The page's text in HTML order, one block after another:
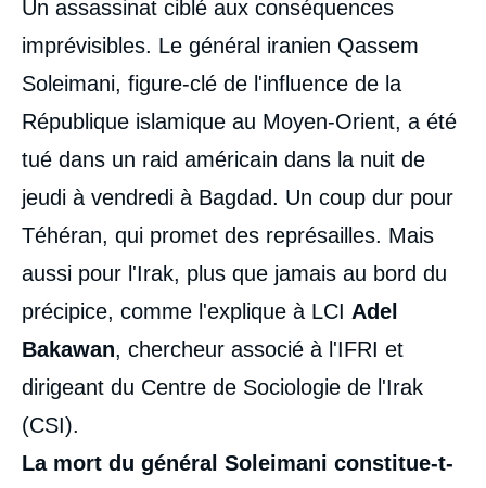
intervention
médiatique
Un assassinat ciblé aux conséquences
imprévisibles. Le général iranien Qassem
Soleimani, figure-clé de l'influence de la
République islamique au Moyen-Orient, a été
tué dans un raid américain dans la nuit de
jeudi à vendredi à Bagdad. Un coup dur pour
Téhéran, qui promet des représailles. Mais
aussi pour l'Irak, plus que jamais au bord du
précipice, comme l'explique à LCI Adel
Bakawan, chercheur associé à l'IFRI et
dirigeant du Centre de Sociologie de l'Irak
(CSI).
La mort du général Soleimani constitue-t-